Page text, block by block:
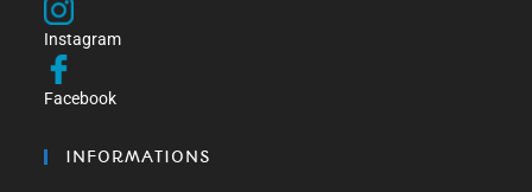
Instagram
Facebook
INFORMATIONS